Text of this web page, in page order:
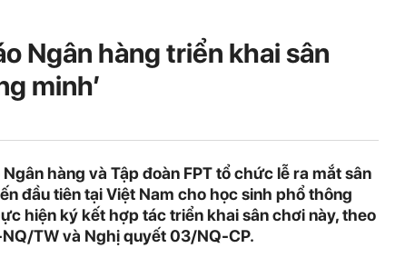
Ngân hàng triển khai sân
minh’
hàng và Tập đoàn FPT tổ chức lễ ra mắt sân
đầu tiên tại Việt Nam cho học sinh phổ thông
hiện ký kết hợp tác triển khai sân chơi này, theo
TW và Nghị quyết 03/NQ-CP.